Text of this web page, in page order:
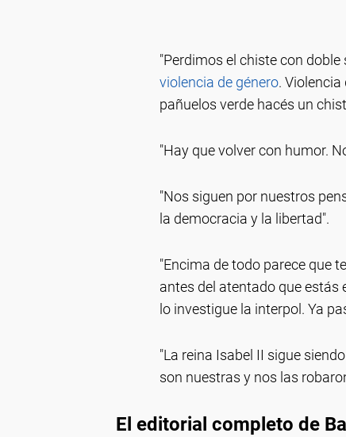
"Perdimos el chiste con
violencia de género. Violencia
pañuelos verde hacés un
"Hay que volver con humor.
"Nos siguen por nuestros
la democracia y la libertad".
"Encima de todo parece que
antes del atentado que estás
lo investigue la interpol. Ya
"La reina Isabel II sigue
son nuestras y nos las
El editorial completo de